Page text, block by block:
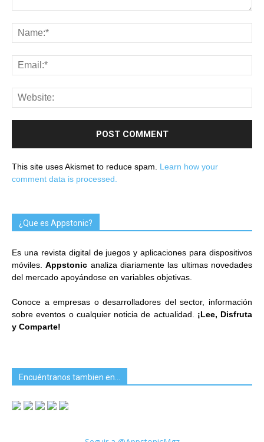
This site uses Akismet to reduce spam. Learn how your
comment data is processed.
¿Que es Appstonic?
Es una revista digital de juegos y aplicaciones para dispositivos
móviles.Appstonic analiza diariamente las ultimas novedades
del mercado apoyándose en variables objetivas.
Conoce a empresas o desarrolladores del sector, información
sobre eventos o cualquier noticia de actualidad. ¡Lee, Disfruta
y Comparte!
Encuéntranos tambien en…